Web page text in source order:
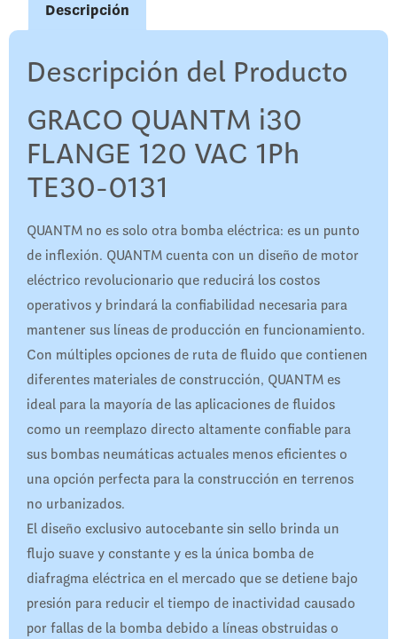
Descripción
Descripción del Producto
GRACO QUANTM i30
FLANGE 120 VAC 1Ph
TE30-0131
QUANTM no es solo otra bomba eléctrica: es un punto
de inflexión. QUANTM cuenta con un diseño de motor
eléctrico revolucionario que reducirá los costos
operativos y brindará la confiabilidad necesaria para
mantener sus líneas de producción en funcionamiento.
Con múltiples opciones de ruta de fluido que contienen
diferentes materiales de construcción, QUANTM es
ideal para la mayoría de las aplicaciones de fluidos
como un reemplazo directo altamente confiable para
sus bombas neumáticas actuales menos eficientes o
una opción perfecta para la construcción en terrenos
no urbanizados.
El diseño exclusivo autocebante sin sello brinda un
flujo suave y constante y es la única bomba de
diafragma eléctrica en el mercado que se detiene bajo
presión para reducir el tiempo de inactividad causado
por fallas de la bomba debido a líneas obstruidas o